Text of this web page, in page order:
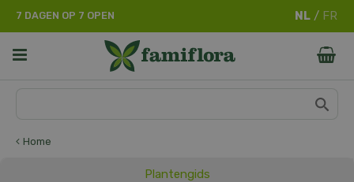
Home
7 DAGEN OP 7 OPEN
Plantengids